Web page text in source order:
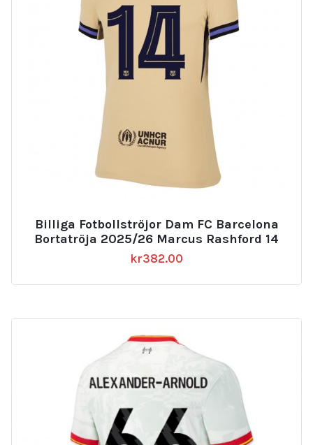
Billiga Fotbollströjor Dam FC Barcelona
Bortatröja 2025/26 Marcus Rashford 14
kr382.00